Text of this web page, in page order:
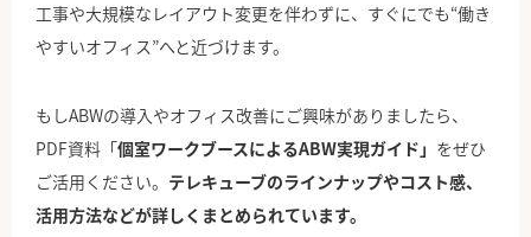
工事や大規模なレイアウト変更を伴わずに、すぐにでも“働き
やすいオフィス”へと近づけます。
もしABWの導入やオフィス改善にご興味がありましたら、
PDF資料「個室ワークブースによるABW実現ガイド」 をぜひ
ご活用ください。 テレキューブのラインナップやコスト感、
活用方法などが詳しくまとめられています。